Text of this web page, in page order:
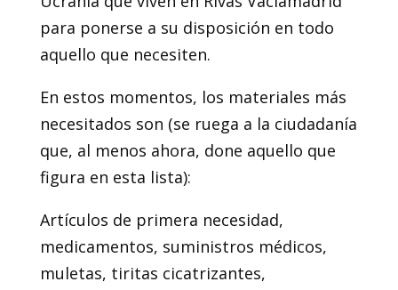
para ponerse a su disposición en todo
aquello que necesiten.
En estos momentos, los materiales más
necesitados son (se ruega a la ciudadanía
que, al menos ahora, done aquello que
figura en esta lista):
Artículos de primera necesidad,
medicamentos, suministros médicos,
muletas, tiritas cicatrizantes,